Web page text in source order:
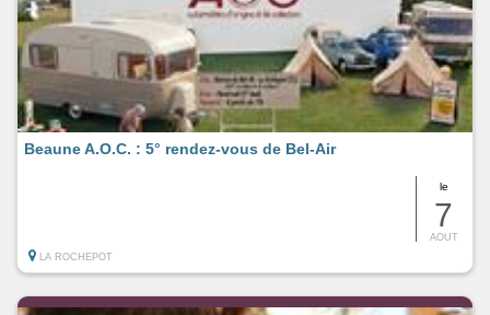
le
7
AOUT
Beaune A.O.C. : 5° rendez-vous de Bel-Air
LA ROCHEPOT